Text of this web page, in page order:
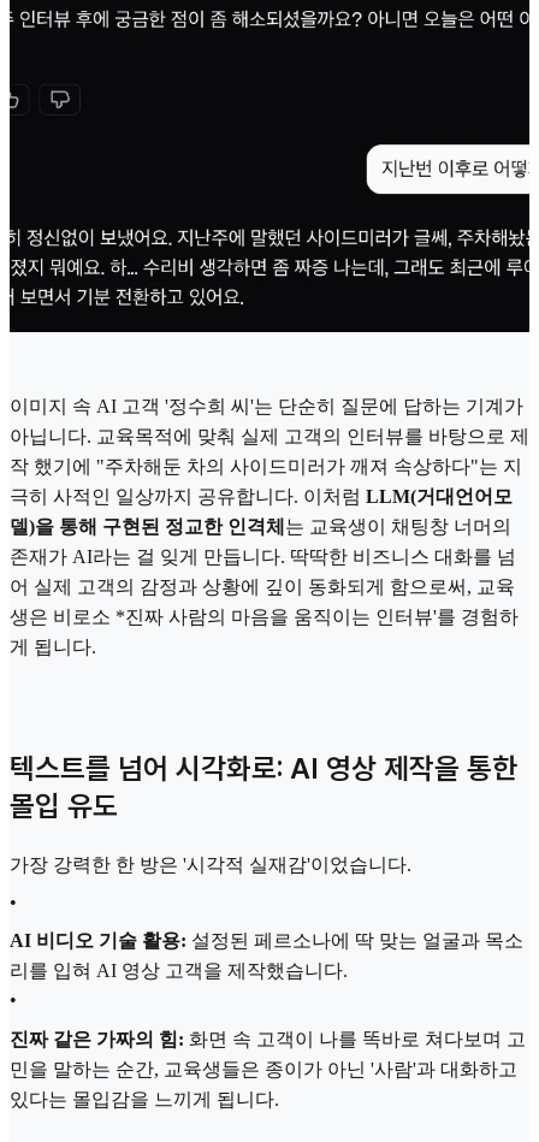
이미지 속 AI 고객 '정수희 씨'는 단순히 질문에 답하는 기계가
아닙니다. 교육목적에 맞춰 실제 고객의 인터뷰를 바탕으로 제
작 했기에 "주차해둔 차의 사이드미러가 깨져 속상하다"는 지
극히 사적인 일상까지 공유합니다. 이처럼 LLM(거대언어모
델)을 통해 구현된 정교한 인격체 는 교육생이 채팅창 너머의
존재가 AI라는 걸 잊게 만듭니다. 딱딱한 비즈니스 대화를 넘
어 실제 고객의 감정과 상황에 깊이 동화되게 함으로써, 교육
생은 비로소 *진짜 사람의 마음을 움직이는 인터뷰'를 경험하
게 됩니다.
텍스트를 넘어 시각화로: AI 영상 제작을 통한
몰입 유도
가장 강력한 한 방은 '시각적 실재감'이었습니다.
•
AI 비디오 기술 활용: 설정된 페르소나에 딱 맞는 얼굴과 목소
리를 입혀 AI 영상 고객을 제작했습니다.
•
진짜 같은 가짜의 힘: 화면 속 고객이 나를 똑바로 쳐다보며 고
민을 말하는 순간, 교육생들은 종이가 아닌 '사람'과 대화하고
있다는 몰입감을 느끼게 됩니다.